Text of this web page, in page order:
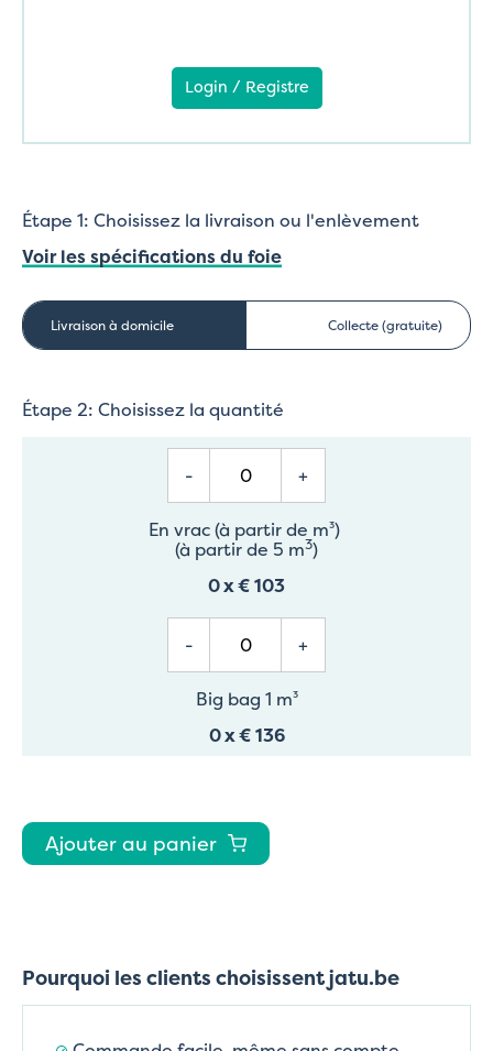
Login / Registre
Étape 1: Choisissez la livraison ou l'enlèvement
Voir les spécifications du foie
Livraison à domicile Collecte (gratuite)
Étape 2: Choisissez la quantité
- +
En vrac (à partir de m³)
(à partir de 5 m3)
0x€ 103
- +
Big bag 1 m³
0x€ 136
Ajouter au panier
Pourquoi les clients choisissent jatu.be